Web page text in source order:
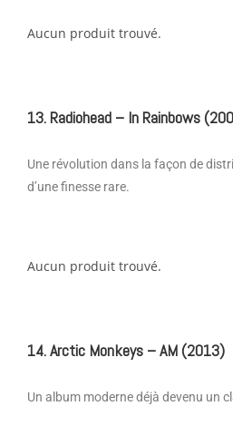
Aucun produit trouvé.
13. Radiohead – In Rainbows
Une révolution dans la façon de
d’une finesse rare.
Aucun produit trouvé.
14. Arctic Monkeys – AM (2013)
Un album moderne déjà devenu un